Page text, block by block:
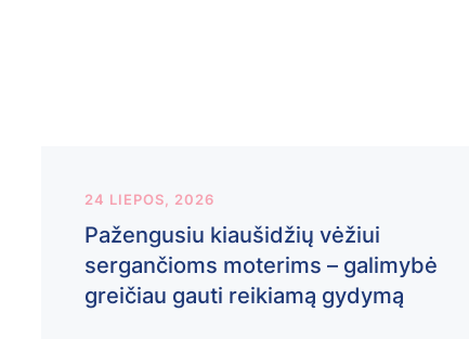
24 LIEPOS, 2026
Pažengusiu kiaušidžių vėžiui
sergančioms moterims – galimybė
greičiau gauti reikiamą gydymą